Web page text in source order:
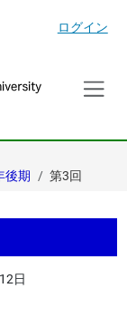
ログイン
後期
第3回
日